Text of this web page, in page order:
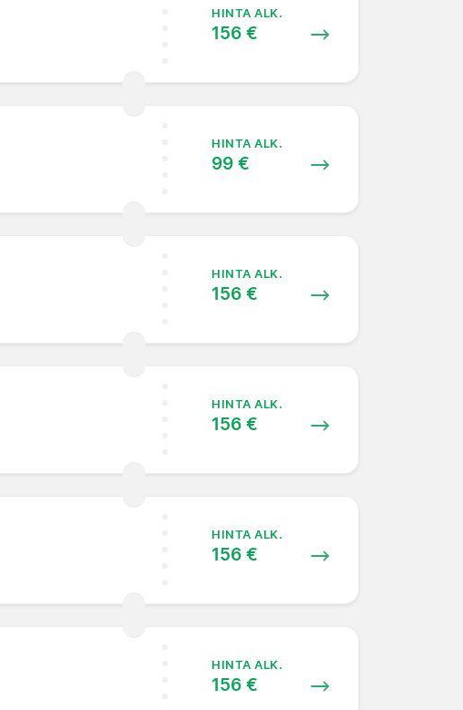
HINTA ALK.
156 €
HINTA ALK.
99 €
HINTA ALK.
156 €
HINTA ALK.
156 €
HINTA ALK.
156 €
HINTA ALK.
156 €